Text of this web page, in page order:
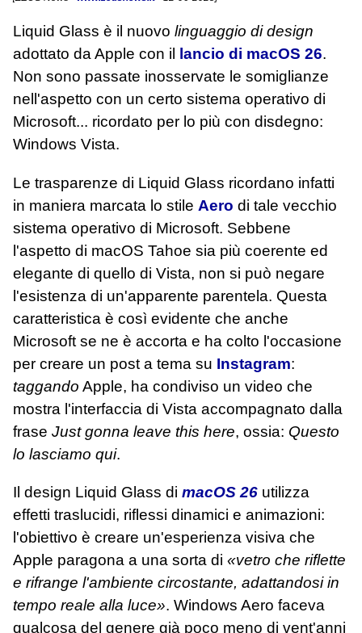
Liquid Glass è il nuovo linguaggio di design
adottato da Apple con il
lancio di macOS 26.
Non sono passate inosservate le somiglianze
nell'aspetto con un certo sistema operativo di
Microsoft... ricordato per lo più con disdegno:
Windows Vista.
Le trasparenze di Liquid Glass ricordano infatti
in maniera marcata lo stile Aero di tale vecchio
sistema operativo di Microsoft. Sebbene
l'aspetto di macOS Tahoe sia più coerente ed
elegante di quello di Vista, non si può negare
l'esistenza di un'apparente parentela. Questa
caratteristica è così evidente che anche
Microsoft se ne è accorta e ha colto l'occasione
per creare un post a tema su Instagram:
taggando Apple, ha condiviso un video che
mostra l'interfaccia di Vista accompagnato dalla
frase Just gonna leave this here, ossia: Questo
lo lasciamo qui.
Il design Liquid Glass di macOS 26 utilizza
effetti traslucidi, riflessi dinamici e animazioni:
l'obiettivo è creare un'esperienza visiva che
Apple paragona a una sorta di «vetro che riflette
e rifrange l'ambiente circostante, adattandosi in
tempo reale alla luce». Windows Aero faceva
qualcosa del genere già poco meno di vent'anni